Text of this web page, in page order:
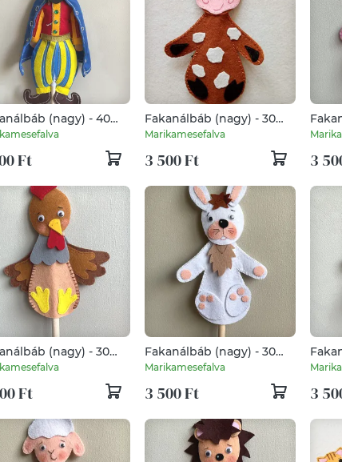
(nagy) - 40
császár)
Ft
Fakanálbáb (nagy) - 30
cm (Boci)
Marikamesefalva
3 500 Ft
cm
3
(nagy) - 30
Ft
Fakanálbáb (nagy) - 30
cm (Nyúl - fehér)
Marikamesefalva
3 500 Ft
cm
3